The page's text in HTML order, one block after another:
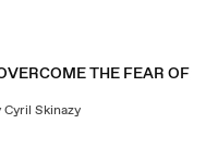
THE FEAR OF
Cyril Skinazy